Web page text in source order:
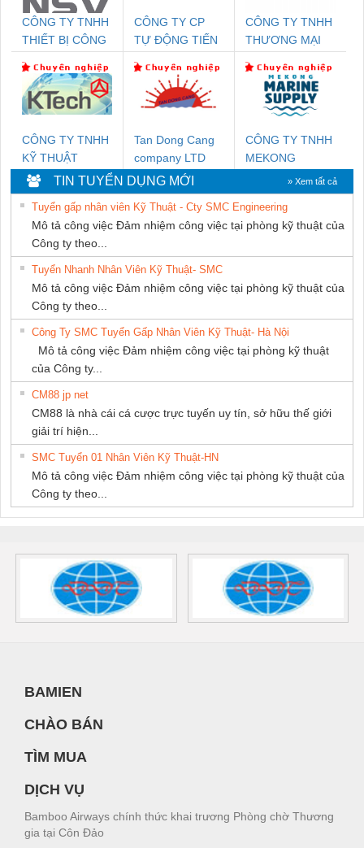
CÔNG TY TNHH
THIẾT BỊ CÔNG
SETSUBI VIỆT
NAM
CÔNG TY CP
TỰ ĐỘNG TIẾN
CÔNG TY TNHH
THƯƠNG MẠI
THUẬT ĐIỆN CƠ
GIA HƯNG
PHÁT
CÔNG TY TNHH
KỸ THUẬT
KTECH VIỆT
NAM
Tan Dong Cang
company LTD
CÔNG TY TNHH
MEKONG
SUPPLY
TIN TUYỂN DỤNG MỚI » Xem tất cả
Tuyển gấp nhân viên Kỹ Thuật - Cty SMC Engineering
Mô tả công việc Đảm nhiệm công việc tại phòng kỹ thuật của
Công ty theo...
Tuyển Nhanh Nhân Viên Kỹ Thuật- SMC
Mô tả công việc Đảm nhiệm công việc tại phòng kỹ thuật của
Công ty theo...
Công Ty SMC Tuyển Gấp Nhân Viên Kỹ Thuật- Hà Nội
Mô tả công việc Đảm nhiệm công việc tại phòng kỹ thuật
của Công ty...
CM88 jp net
CM88 là nhà cái cá cược trực tuyến uy tín, sở hữu thế giới
giải trí hiện...
SMC Tuyển 01 Nhân Viên Kỹ Thuật-HN
Mô tả công việc Đảm nhiệm công việc tại phòng kỹ thuật của
Công ty theo...
BAMIEN
CHÀO BÁN
TÌM MUA
DỊCH VỤ
Bamboo Airways chính thức khai trương Phòng chờ Thương
gia tại Côn Đảo